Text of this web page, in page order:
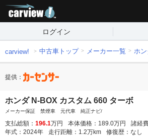
ログイン
carview! 中古車トップ メーカー一覧 ホ
提供：
ホンダ N-BOX カスタム 660 ターボ
メーカー保証 禁煙車 元代車 純正ナビ/
支払総額： 196.1万円 本体価格： 189.0万円 諸経
年式： 2024年 走行距離： 1.2万km 修復歴： なし